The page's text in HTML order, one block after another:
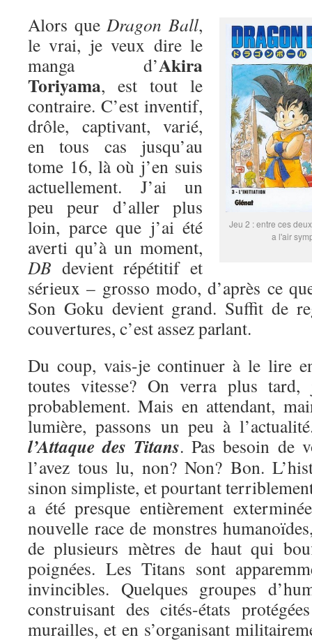
Jeu 2 : entre ces
a l'air
Alors queDragon Ball,
le vrai, je veux dire le
manga d’Akira
Toriyama, est tout le
contraire. C’est inventif,
drôle, captivant, varié,
en tous cas jusqu’au
tome 16, là où j’en suis
actuellement. J’ai un
peu peur d’aller plus
loin, parce que j’ai été
averti qu’à un moment,
DB devient répétitif et
sérieux – grosso modo, d’après ce
Son Goku devient grand. Suffit de
couvertures, c’est assez parlant.
Du coup, vais-je continuer à le lire
toutes vitesse? On verra plus
probablement. Mais en attendant,
lumière, passons un peu à
l’Attaque des Titans. Pas besoin de
l’avez tous lu, non? Non? Bon.
sinon simpliste, et pourtant
a été presque entièrement
nouvelle race de monstres
de plusieurs mètres de haut qui
poignées. Les Titans sont
invincibles. Quelques groupes
construisant des cités-états
murailles, et en s’organisant